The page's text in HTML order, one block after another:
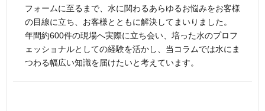
フォームに至るまで、水に関わるあらゆるお悩みをお客様
の目線に立ち、お客様とともに解決してまいりました。
年間約600件の現場へ実際に立ち会い、培った水のプロフ
ェッショナルとしての経験を活かし、当コラムでは水にま
つわる幅広い知識を届けたいと考えています。